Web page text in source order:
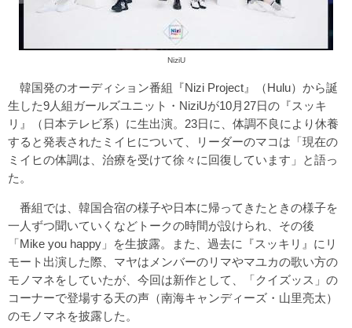
NiziU
韓国発のオーディション番組『Nizi Project』（Hulu）から誕
生した9人組ガールズユニット・NiziUが10月27日の『スッキ
リ』（日本テレビ系）に生出演。23日に、体調不良により休養
すると発表されたミイヒについて、リーダーのマコは「現在の
ミイヒの体調は、治療を受けて徐々に回復しています」と語っ
た。
番組では、韓国合宿の様子や日本に帰ってきたときの様子を
一人ずつ聞いていくなどトークの時間が設けられ、その後
「Mike you happy」を生披露。また、過去に『スッキリ』にリ
モート出演した際、マヤはメンバーのリマやマユカの歌い方の
モノマネをしていたが、今回は新作として、「クイズッス」の
コーナーで登場する天の声（南海キャンディーズ・山里亮太）
のモノマネを披露した。